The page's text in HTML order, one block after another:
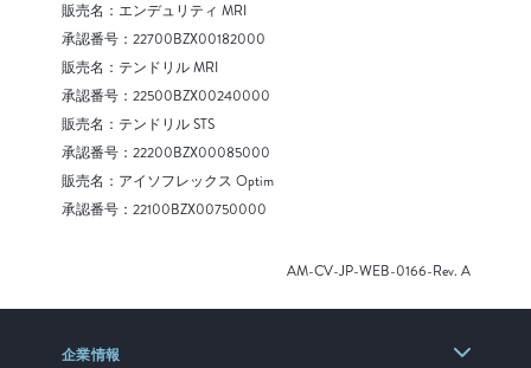
販売名：エンデュリティ MRI
承認番号：22700BZX00182000
販売名：テンドリル MRI
承認番号：22500BZX00240000
販売名：テンドリル STS
承認番号：22200BZX00085000
販売名：アイソフレックス Optim
承認番号：22100BZX00750000
AM-CV-JP-WEB-0166-Rev. A
企業情報